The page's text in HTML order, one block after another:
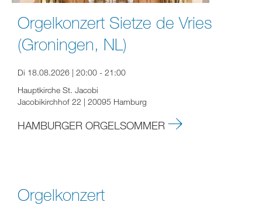
Orgelkonzert Sietze de Vries
(Groningen, NL)
Di 18.08.2026 | 20:00 - 21:00
Hauptkirche St. Jacobi
Jacobikirchhof 22 | 20095 Hamburg
HAMBURGER ORGELSOMMER
Orgelkonzert